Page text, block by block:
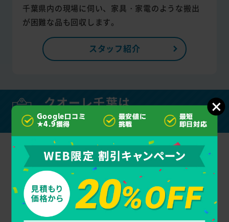
千葉県内の現場に伺い、家具・家電のような搬出
が困難な品も回収します。
スタッフ紹介
クオーレ千葉は
他社とココがちがう
クオーレ
千葉
他業者 自治体
対応時間 24時間受付
9:00～19:00
自治体指定
料金
粗大ごみ
処理券を購入
Google口コミ
★4.9獲得
最安値に
挑戦
最短
即日対応